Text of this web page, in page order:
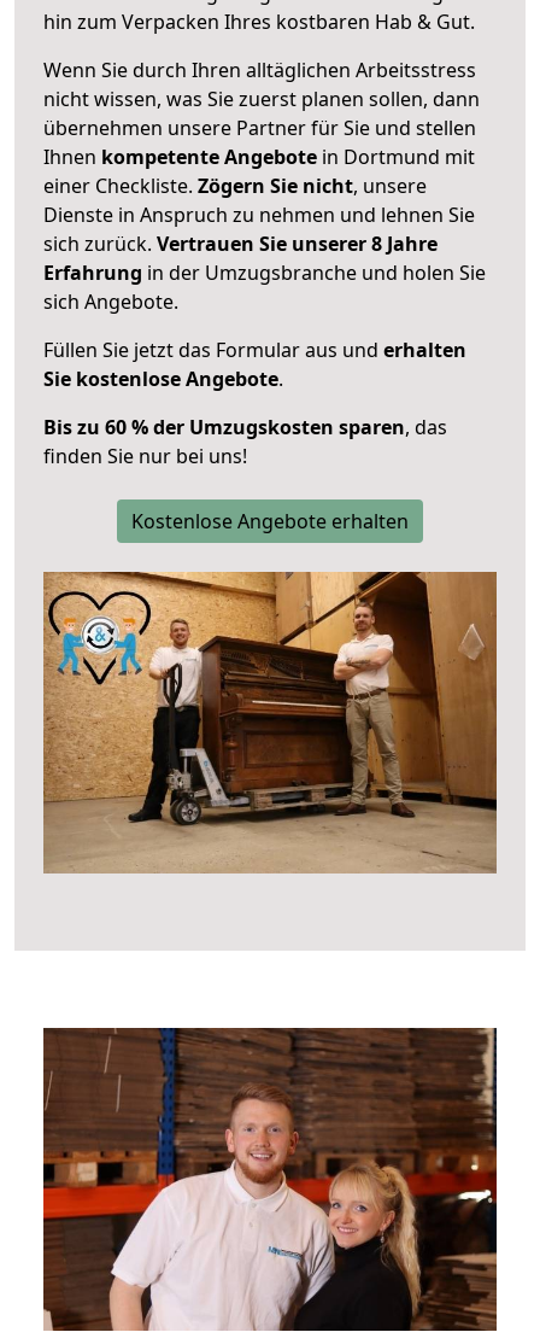
hin zum Verpacken Ihres kostbaren Hab & Gut.
Wenn Sie durch Ihren alltäglichen Arbeitsstress
nicht wissen, was Sie zuerst planen sollen, dann
übernehmen unsere Partner für Sie und stellen
Ihnen kompetente Angebote in Dortmund mit
einer Checkliste. Zögern Sie nicht, unsere
Dienste in Anspruch zu nehmen und lehnen Sie
sich zurück. Vertrauen Sie unserer 8 Jahre
Erfahrung in der Umzugsbranche und holen Sie
sich Angebote.
Füllen Sie jetzt das Formular aus und erhalten
Sie kostenlose Angebote.
Bis zu 60 % der Umzugskosten sparen, das
finden Sie nur bei uns!
Kostenlose Angebote erhalten